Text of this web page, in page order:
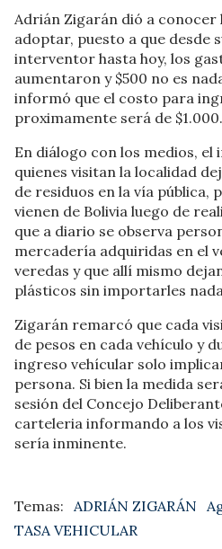
Adrián Zigarán dió a
adoptar, puesto a que desde
interventor hasta hoy, los
aumentaron y $500 no es
informó que el costo para
proximamente será de $1.000.
En diálogo con los medios,
quienes visitan la localidad
de residuos en la vía pública,
vienen de Bolivia luego de
que a diario se observa
mercadería adquiridas en el
veredas y que allí mismo
plásticos sin importarles
Zigarán remarcó que cada
de pesos en cada vehículo y
ingreso vehícular solo
persona. Si bien la medida
sesión del Concejo
carteleria informando a los
sería inminente.
ADRIÁN ZIGARÁN
TASA VEHICULAR